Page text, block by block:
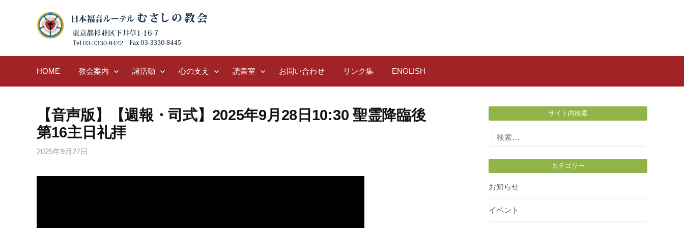
HOME 教会案内 諸活動 心の支え 読書室 お問い合わせ リンク集 ENGLISH
【音声版】【週報・司式】2025年9月28日10:30 聖霊降臨後
第16主日礼拝
2025年9月27日
サイト内検索
検
索:
カテゴリー
お知らせ
イベント